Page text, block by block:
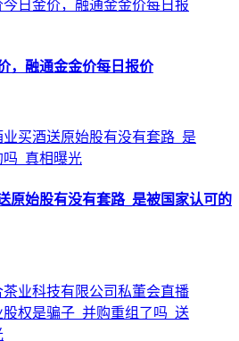
，融通金金价每日报价
原始股有没有套路_是被国家认可的